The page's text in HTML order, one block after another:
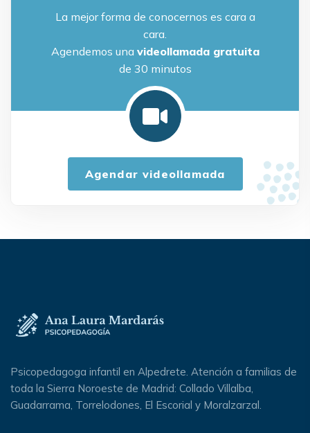
La mejor forma de conocernos es cara a
cara.
Agendemos una videollamada gratuita
de 30 minutos
Agendar videollamada
Psicopedagoga infantil en Alpedrete. Atención a familias de
toda la Sierra Noroeste de Madrid: Collado Villalba,
Guadarrama, Torrelodones, El Escorial y Moralzarzal.